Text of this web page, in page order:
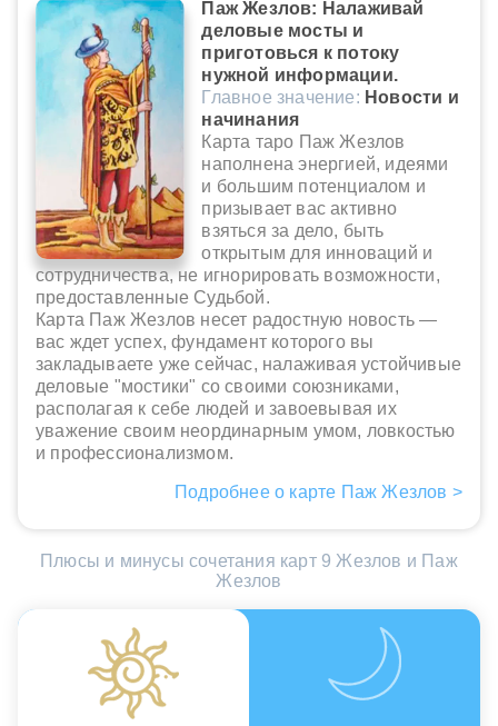
Паж Жезлов: Налаживай
деловые мосты и
приготовься к потоку
нужной информации.
Главное значение: Новости и
начинания
Карта таро Паж Жезлов
наполнена энергией, идеями
и большим потенциалом и
призывает вас активно
взяться за дело, быть
открытым для инноваций и
сотрудничества, не игнорировать возможности,
предоставленные Судьбой.
Карта Паж Жезлов несет радостную новость —
вас ждет успех, фундамент которого вы
закладываете уже сейчас, налаживая устойчивые
деловые "мостики" со своими союзниками,
располагая к себе людей и завоевывая их
уважение своим неординарным умом, ловкостью
и профессионализмом.
Подробнее о карте Паж Жезлов >
Плюсы и минусы сочетания карт 9 Жезлов и Паж
Жезлов